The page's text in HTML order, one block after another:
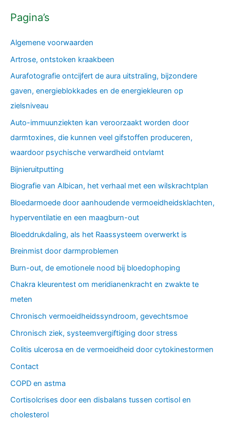
Pagina’s
Algemene voorwaarden
Artrose, ontstoken kraakbeen
Aurafotografie ontcijfert de aura uitstraling, bijzondere
gaven, energieblokkades en de energiekleuren op
zielsniveau
Auto-immuunziekten kan veroorzaakt worden door
darmtoxines, die kunnen veel gifstoffen produceren,
waardoor psychische verwardheid ontvlamt
Bijnieruitputting
Biografie van Albican, het verhaal met een wilskrachtplan
Bloedarmoede door aanhoudende vermoeidheidsklachten,
hyperventilatie en een maagburn-out
Bloeddrukdaling, als het Raassysteem overwerkt is
Breinmist door darmproblemen
Burn-out, de emotionele nood bij bloedophoping
Chakra kleurentest om meridianenkracht en zwakte te
meten
Chronisch vermoeidheidssyndroom, gevechtsmoe
Chronisch ziek, systeemvergiftiging door stress
Colitis ulcerosa en de vermoeidheid door cytokinestormen
Contact
COPD en astma
Cortisolcrises door een disbalans tussen cortisol en
cholesterol